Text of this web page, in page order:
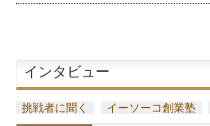
インタビュー
挑戦者に聞く イーソーコ創業塾